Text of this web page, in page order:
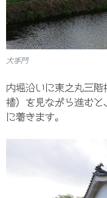
大手門
内堀沿いに東之丸三
櫓）を見ながら進むと
に着きます。